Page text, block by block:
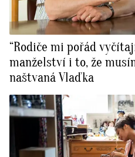
“Rodiče mi pořád
manželství i to, že
naštvaná Vlaďka